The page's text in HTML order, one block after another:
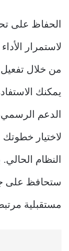
الحفاظ على
لاستمرار
يمكنك
الدعم
لاختيار خطوتك
النظام
ستحافظ على
مستقبلية